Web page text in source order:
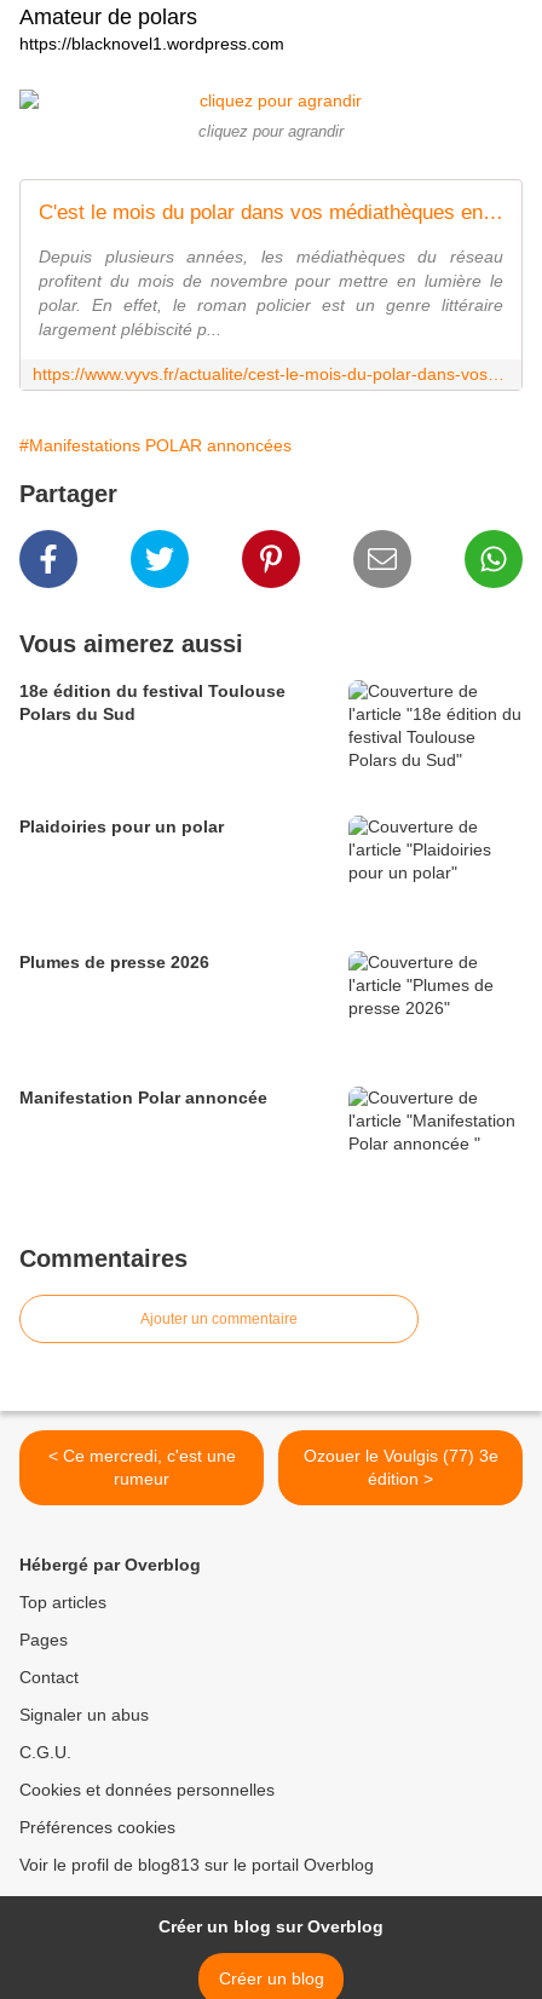
Amateur de polars
https://blacknovel1.wordpress. com
cliquez pour agrandir
C'est le mois du polar dans vos médiathèques en novembre !
Depuis plusieurs années, les médiathèques du réseau
profitent du mois de novembre pour mettre en lumière le
polar. En effet, le roman policier est un genre littéraire
largement plébiscité p...
#Manifestations POLAR annoncées
Partager
Vous aimerez aussi
18e édition du festival Toulouse
Polars du Sud
Plaidoiries pour un polar
Plumes de presse 2026
Manifestation Polar annoncée
Commentaires
Ajouter un commentaire
< Ce mercredi, c'est une
rumeur
Ozouer le Voulgis (77) 3e
édition >
Hébergé par Overblog
Top articles
Pages
Contact
Signaler un abus
C.G.U.
Cookies et données personnelles
Préférences cookies
Voir le profil de blog813 sur le portail Overblog
Créer un blog sur Overblog
Créer un blog